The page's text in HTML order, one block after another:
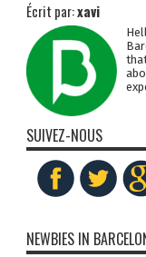
Écrit par:xavi
SUIVEZ-NOUS
NEWBIES IN